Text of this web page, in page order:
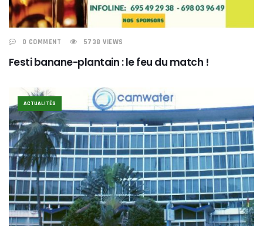
0 COMMENT 5738 VIEWS
Festi banane-plantain : le feu du match !
ACTUALITÉS